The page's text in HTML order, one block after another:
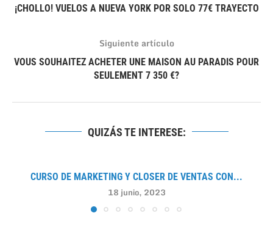
¡CHOLLO! VUELOS A NUEVA YORK POR SOLO 77€ TRAYECTO
Siguiente artículo
VOUS SOUHAITEZ ACHETER UNE MAISON AU PARADIS POUR
SEULEMENT 7 350 €?
QUIZÁS TE INTERESE:
CURSO DE MARKETING Y CLOSER DE VENTAS CON...
18 junio, 2023